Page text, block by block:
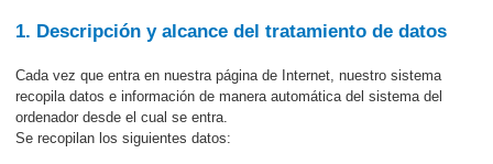
1. Descripción y alcance del tratamiento de datos
Cada vez que entra en nuestra página de Internet, nuestro sistema
recopila datos e información de manera automática del sistema del
ordenador desde el cual se entra.
Se recopilan los siguientes datos: